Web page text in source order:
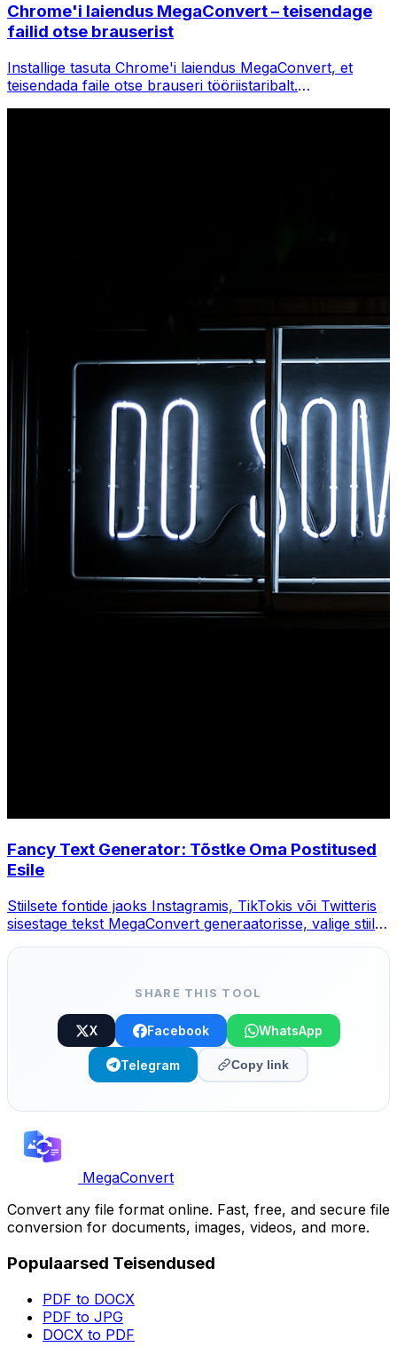
Chrome'i laiendus MegaConvert – teisendage
failid otse brauserist
Installige tasuta Chrome'i laiendus MegaConvert, et
teisendada faile otse brauseri tööriistaribalt.
Fancy Text Generator: Tõstke Oma Postitused
Esile
Stiilsete fontide jaoks Instagramis, TikTokis või Twitteris
sisestage tekst MegaConvert generaatorisse, valige stiil ja
SHARE THIS TOOL
X Facebook WhatsApp
Telegram Copy link
MegaConvert
Convert any file format online. Fast, free, and secure file
conversion for documents, images, videos, and more.
Populaarsed Teisendused
PDF to DOCX
PDF to JPG
DOCX to PDF